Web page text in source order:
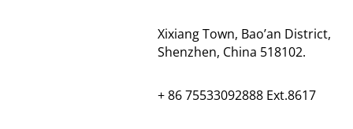
Xixiang Town, Bao’an District,
Shenzhen, China 518102.
+ 86 75533092888 Ext.8617